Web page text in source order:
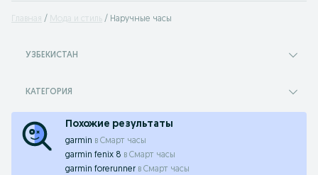
Главная Мода и стиль Наручные часы
УЗБЕКИСТАН
КАТЕГОРИЯ
Похожие результаты
garmin в Смарт часы
garmin fenix 8 в Смарт часы
garmin forerunner в Смарт часы